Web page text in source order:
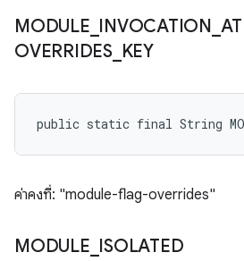
MODULE INVOCATION
OVERRIDES_ KEY
public static final String
ค่าคงที่: "module-flag-overrides"
MODULE ISOLATED